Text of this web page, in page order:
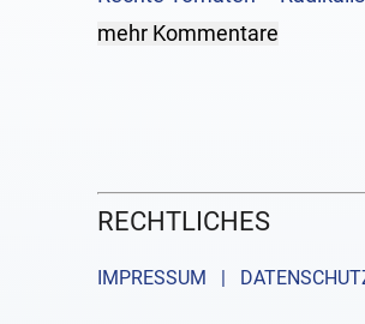
mehr Kommentare
RECHTLICHES
IMPRESSUM |